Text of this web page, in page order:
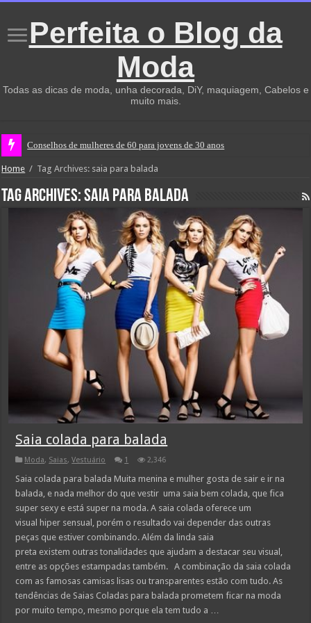
Perfeita o Blog da
Moda
Todas as dicas de moda, unha decorada, DiY, maquiagem, Cabelos e
muito mais.
Conselhos de mulheres de 60 para jovens de 30 anos
Home / Tag Archives: saia para balada
Tag Archives:saia para balada
Saia colada para balada
Moda, Saias,Vestuário 1 2,346
Saia colada para balada Muita menina e mulher gosta de sair e ir na
balada, e nada melhor do que vestir uma saia bem colada, que fica
super sexy e está super na moda. A saia colada oferece um
visual hiper sensual, porém o resultado vai depender das outras
peças que estiver combinando. Além da linda saia
preta existem outras tonalidades que ajudam a destacar seu visual,
entre as opções estampadas também. A combinação da saia colada
com as famosas camisas lisas ou transparentes estão com tudo. As
tendências de Saias Coladas para balada prometem ficar na moda
por muito tempo, mesmo porque ela tem tudo a …